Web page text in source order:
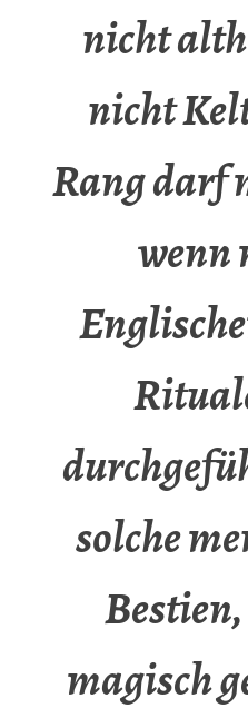
nicht
nicht
Rang darf
wenn
solche
magisch